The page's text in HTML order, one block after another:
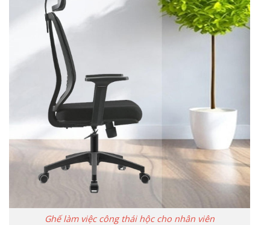
Ghế làm việc công thái hộc cho nhân viên